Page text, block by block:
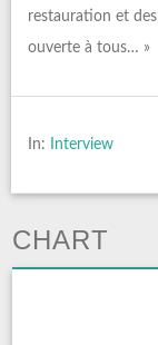
restauration et
ouverte à tous… »
In: Interview
CHART